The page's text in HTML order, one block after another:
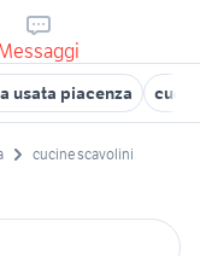
usata piacenza
cucine scavolini